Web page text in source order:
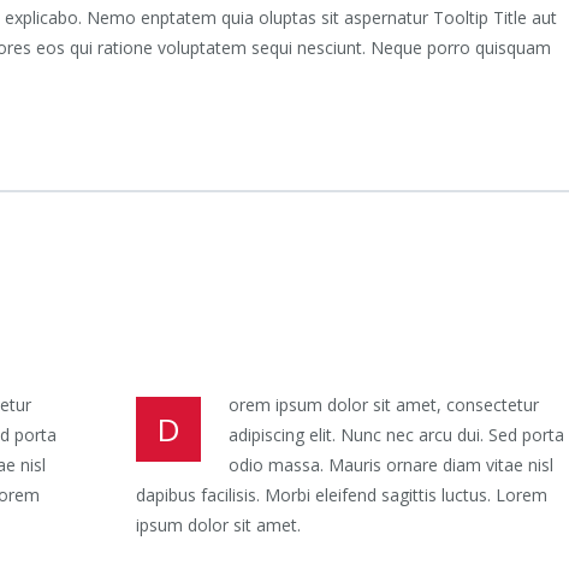
explicabo. Nemo enptatem quia oluptas sit aspernatur Tooltip Title aut
eos qui ratione voluptatem sequi nesciunt. Neque porro quisquam
porta
nisl
D
orem ipsum dolor sit amet, consectetur
adipiscing elit. Nunc nec arcu dui. Sed porta
odio massa. Mauris ornare diam vitae nisl
dapibus facilisis. Morbi eleifend sagittis luctus. Lorem
ipsum dolor sit amet.